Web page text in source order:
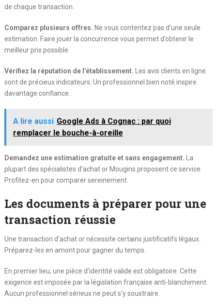
de chaque transaction.
Comparez plusieurs offres. Ne vous contentez pas d’une seule
estimation. Faire jouer la concurrence vous permet d’obtenir le
meilleur prix possible.
Vérifiez la réputation de l’établissement. Les avis clients en ligne
sont de précieux indicateurs. Un professionnel bien noté inspire
davantage confiance.
A lire aussi Google Ads à Cognac : par quoi
remplacer le bouche-à-oreille
Demandez une estimation gratuite et sans engagement. La
plupart des spécialistes d’achat or Mougins proposent ce service.
Profitez-en pour comparer sereinement.
Les documents à préparer pour une
transaction réussie
Une transaction d’achat or nécessite certains justificatifs légaux.
Préparez-les en amont pour gagner du temps.
En premier lieu, une pièce d’identité valide est obligatoire. Cette
exigence est imposée par la législation française anti-blanchiment.
Aucun professionnel sérieux ne peut s’y soustraire.